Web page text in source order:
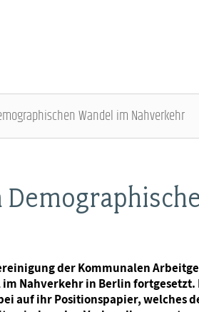
Gremien
Jugend- und
Jobkompass
ÜBERBLICK
Bundesjugendtag
Rechtsschutz
Vorteilswelt
Wandel im Nahverkehr
der Kommunalen
Nahverkehr in Berlin
auf ihr Positionspapier, welches